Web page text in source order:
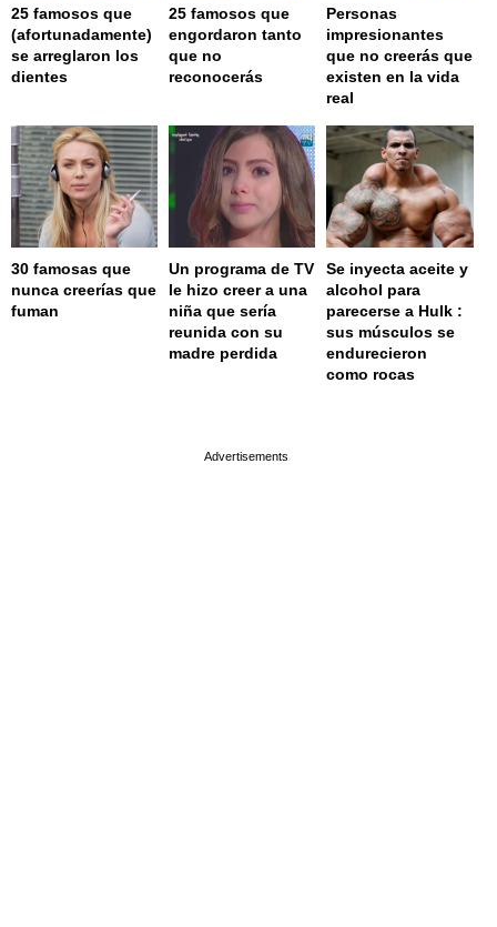
25 famosos que
(afortunadamente)
se arreglaron los
dientes
25 famosos que
engordaron tanto
que no
reconocerás
Personas
impresionantes
que no creerás que
existen en la vida
real
30 famosas que
nunca creerías que
fuman
Un programa de TV
le hizo creer a una
niña que sería
reunida con su
madre perdida
Se inyecta aceite y
alcohol para
parecerse a Hulk :
sus músculos se
endurecieron
como rocas